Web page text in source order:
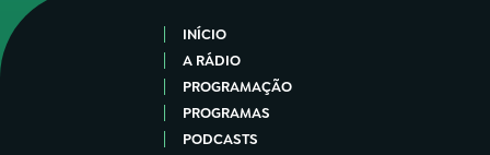
INÍCIO
A RÁDIO
PROGRAMAÇÃO
PROGRAMAS
PODCASTS